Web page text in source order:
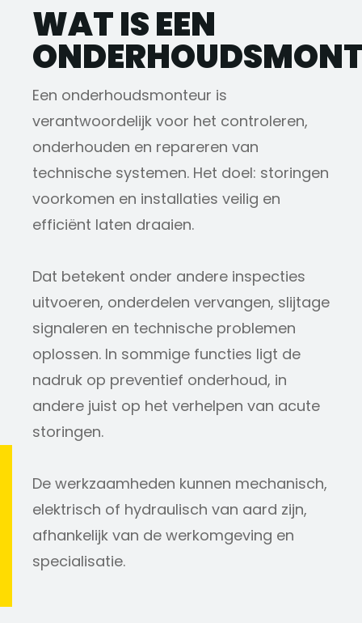
WAT IS EEN
Een onderhoudsmonteur is
verantwoordelijk voor het controleren,
onderhouden en repareren van
technische systemen. Het doel: storingen
voorkomen en installaties veilig en
efficiënt laten draaien.
Dat betekent onder andere inspecties
uitvoeren, onderdelen vervangen, slijtage
signaleren en technische problemen
oplossen. In sommige functies ligt de
nadruk op preventief onderhoud, in
andere juist op het verhelpen van acute
storingen.
De werkzaamheden kunnen mechanisch,
elektrisch of hydraulisch van aard zijn,
afhankelijk van de werkomgeving en
specialisatie.